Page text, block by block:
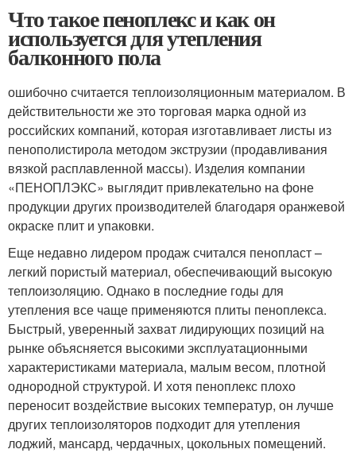
Что такое пеноплекс и как он
используется для утепления
балконного пола
ошибочно считается теплоизоляционным материалом. В
действительности же это торговая марка одной из
российских компаний, которая изготавливает листы из
пенополистирола методом экструзии (продавливания
вязкой расплавленной массы). Изделия компании
«ПЕНОПЛЭКС» выглядит привлекательно на фоне
продукции других производителей благодаря оранжевой
окраске плит и упаковки.
Еще недавно лидером продаж считался пенопласт –
легкий пористый материал, обеспечивающий высокую
теплоизоляцию. Однако в последние годы для
утепления все чаще применяются плиты пеноплекса.
Быстрый, уверенный захват лидирующих позиций на
рынке объясняется высокими эксплуатационными
характеристиками материала, малым весом, плотной
однородной структурой. И хотя пеноплекс плохо
переносит воздействие высоких температур, он лучше
других теплоизоляторов подходит для утепления
лоджий, мансард, чердачных, цокольных помещений.